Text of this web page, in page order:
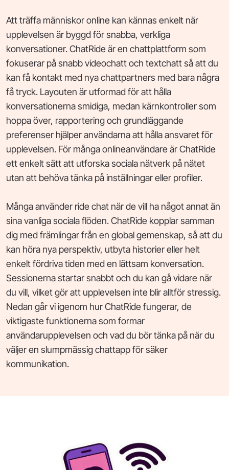
Att träffa människor online kan kännas enkelt när
upplevelsen är byggd för snabba, verkliga
konversationer. ChatRide är en chattplattform som
fokuserar på snabb videochatt och textchatt så att du
kan få kontakt med nya chattpartners med bara några
få tryck. Layouten är utformad för att hålla
konversationerna smidiga, medan kärnkontroller som
hoppa över, rapportering och grundläggande
preferenser hjälper användarna att hålla ansvaret för
upplevelsen. För många onlineanvändare är ChatRide
ett enkelt sätt att utforska sociala nätverk på nätet
utan att behöva tänka på inställningar eller profiler.
Många använder ride chat när de vill ha något annat än
sina vanliga sociala flöden. ChatRide kopplar samman
dig med främlingar från en global gemenskap, så att du
kan höra nya perspektiv, utbyta historier eller helt
enkelt fördriva tiden med en lättsam konversation.
Sessionerna startar snabbt och du kan gå vidare när
du vill, vilket gör att upplevelsen inte blir alltför stressig.
Nedan går vi igenom hur ChatRide fungerar, de
viktigaste funktionerna som formar
användarupplevelsen och vad du bör tänka på när du
väljer en slumpmässig chattapp för säker
kommunikation.